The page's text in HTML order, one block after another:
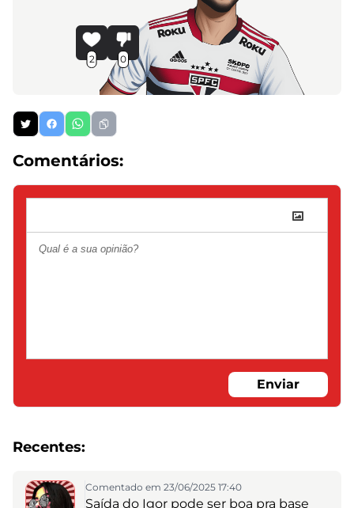
2 0
Comentários:
Enviar
Recentes:
Comentado em 23/06/2025 17:40
Saída do Igor pode ser boa pra base